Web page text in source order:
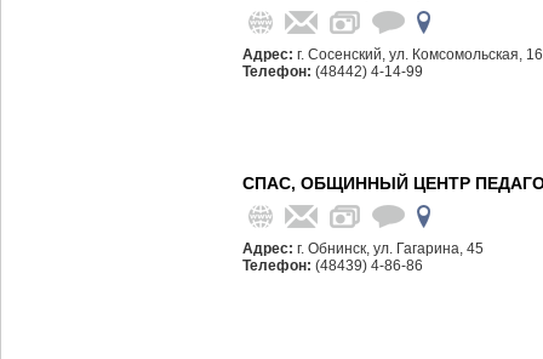
Адрес: г. Сосенский, ул. Комсомольская, 16
Телефон: (48442) 4-14-99
СПАС, ОБЩИННЫЙ ЦЕНТР
Адрес: г. Обнинск, ул. Гагарина, 45
Телефон: (48439) 4-86-86